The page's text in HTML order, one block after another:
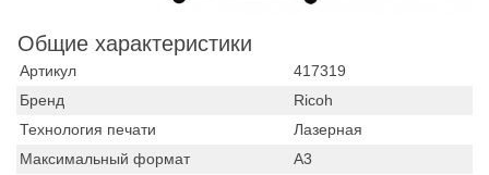
Общие характеристики
Артикул
417319
Бренд
Ricoh
Технология печати
Лазерная
Максимальный формат
А3